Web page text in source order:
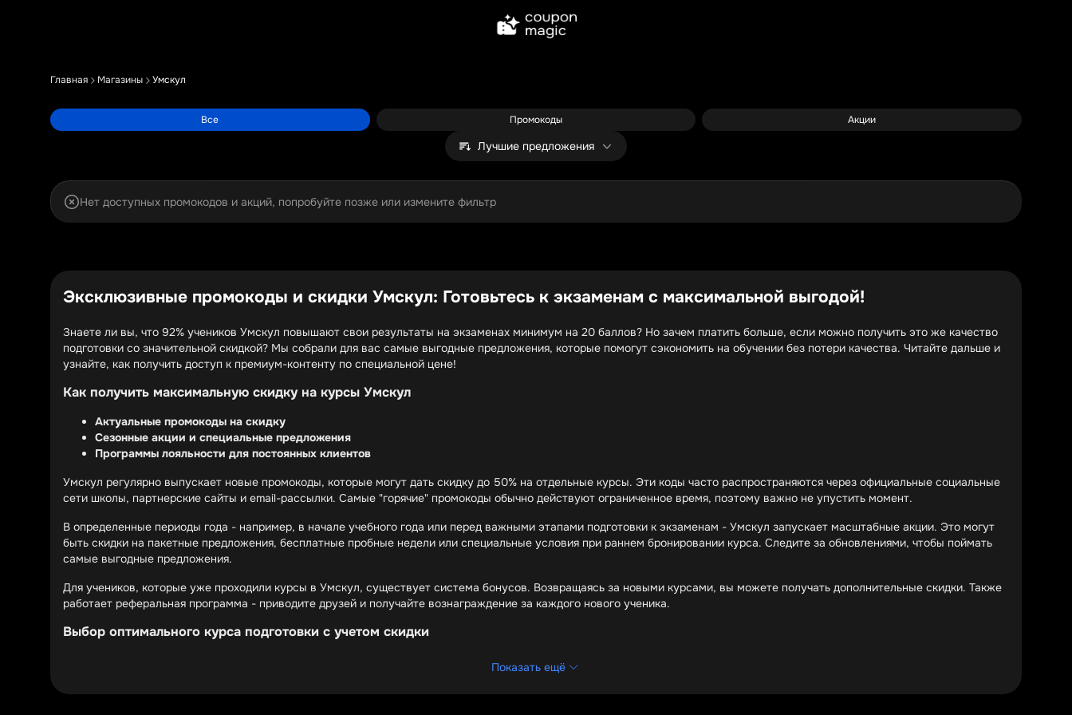
Главная Магазины Умскул
Все Промокоды Акции
Лучшие предложения
Нет доступных промокодов и акций, попробуйте позже или измените фильтр
Эксклюзивные промокоды и скидки Умскул: Готовьтесь к экзаменам с максимальной выгодой!
Знаете ли вы, что 92% учеников Умскул повышают свои результаты на экзаменах минимум на 20 баллов? Но зачем платить больше, если можно получить это же качество
подготовки со значительной скидкой? Мы собрали для вас самые выгодные предложения, которые помогут сэкономить на обучении без потери качества. Читайте дальше и
узнайте, как получить доступ к премиум-контенту по специальной цене!
Как получить максимальную скидку на курсы Умскул
Актуальные промокоды на скидку
Сезонные акции и специальные предложения
Программы лояльности для постоянных клиентов
Умскул регулярно выпускает новые промокоды, которые могут дать скидку до 50% на отдельные курсы. Эти коды часто распространяются через официальные социальные
сети школы, партнерские сайты и email-рассылки. Самые "горячие" промокоды обычно действуют ограниченное время, поэтому важно не упустить момент.
В определенные периоды года - например, в начале учебного года или перед важными этапами подготовки к экзаменам - Умскул запускает масштабные акции. Это могут
быть скидки на пакетные предложения, бесплатные пробные недели или специальные условия при раннем бронировании курса. Следите за обновлениями, чтобы поймать
самые выгодные предложения.
Для учеников, которые уже проходили курсы в Умскул, существует система бонусов. Возвращаясь за новыми курсами, вы можете получать дополнительные скидки. Также
работает реферальная программа - приводите друзей и получайте вознаграждение за каждого нового ученика.
Выбор оптимального курса подготовки с учетом скидки
Дополнительные бонусы к основным курсам
Показать ещё